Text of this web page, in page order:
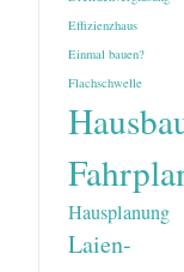
Effizienzhaus
Einmal bauen?
Flachschwelle
Hausplanung
Laien-